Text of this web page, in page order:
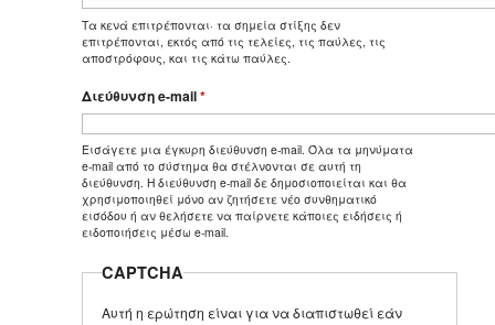
Τα κενά επιτρέπονται· τα σημεία στίξης δεν
επιτρέπονται, εκτός από τις τελείες, τις παύλες, τις
αποστρόφους, και τις κάτω παύλες.
Διεύθυνση e-mail*
Εισάγετε μια έγκυρη διεύθυνση e-mail. Όλα τα μηνύματα
e-mail από το σύστημα θα στέλνονται σε αυτή τη
διεύθυνση. Η διεύθυνση e-mail δε δημοσιοποιείται και θα
χρησιμοποιηθεί μόνο αν ζητήσετε νέο συνθηματικό
εισόδου ή αν θελήσετε να παίρνετε κάποιες ειδήσεις ή
ειδοποιήσεις μέσω e-mail.
CAPTCHA
Αυτή η ερώτηση είναι για να διαπιστωθεί εάν